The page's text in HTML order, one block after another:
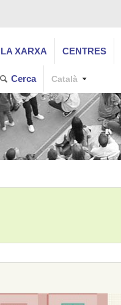
LA XARXA CENTRES
Cerca Català